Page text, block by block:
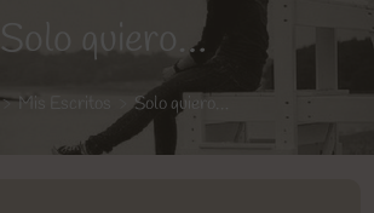
Solo quiero…
> Mis Escritos Solo quiero…